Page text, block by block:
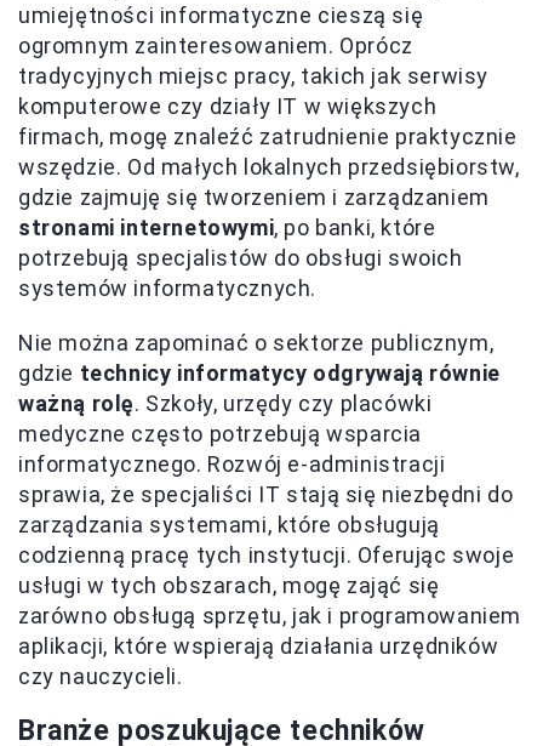
umiejętności informatyczne cieszą się
ogromnym zainteresowaniem. Oprócz
tradycyjnych miejsc pracy, takich jak serwisy
komputerowe czy działy IT w większych
firmach, mogę znaleźć zatrudnienie praktycznie
wszędzie. Od małych lokalnych przedsiębiorstw,
gdzie zajmuję się tworzeniem i zarządzaniem
stronami internetowymi, po banki, które
potrzebują specjalistów do obsługi swoich
systemów informatycznych.
Nie można zapominać o sektorze publicznym,
gdzie technicy informatycy odgrywają równie
ważną rolę. Szkoły, urzędy czy placówki
medyczne często potrzebują wsparcia
informatycznego. Rozwój e-administracji
sprawia, że specjaliści IT stają się niezbędni do
zarządzania systemami, które obsługują
codzienną pracę tych instytucji. Oferując swoje
usługi w tych obszarach, mogę zająć się
zarówno obsługą sprzętu, jak i programowaniem
aplikacji, które wspierają działania urzędników
czy nauczycieli.
Branże poszukujące techników